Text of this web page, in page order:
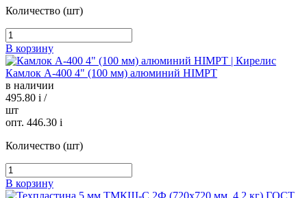
Количество (шт)
В корзину
Камлок A-400 4" (100 мм) алюминий HIMPT
в наличии
495.80 i /
шт
опт. 446.30 i
Количество (шт)
В корзину